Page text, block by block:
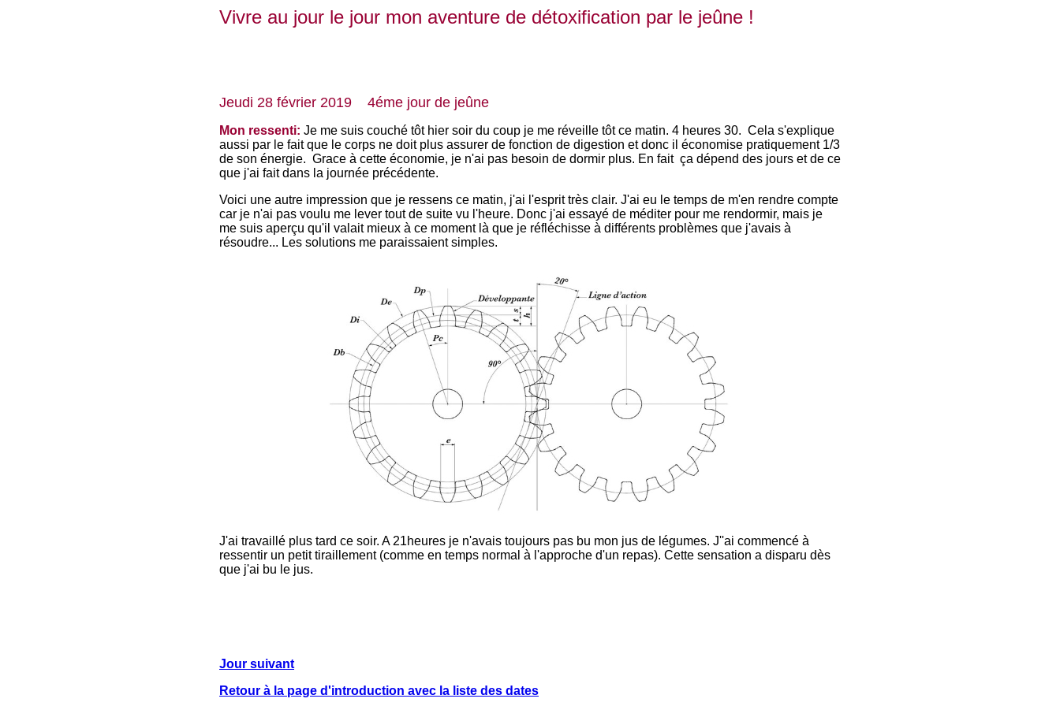
Vivre au jour le jour mon aventure de détoxification par le jeûne !
Jeudi 28 février 2019 4éme jour de jeûne
Mon ressenti: Je me suis couché tôt hier soir du coup je me réveille tôt ce matin. 4 heures 30. Cela s'explique
aussi par le fait que le corps ne doit plus assurer de fonction de digestion et donc il économise pratiquement 1/3
de son énergie. Grace à cette économie, je n'ai pas besoin de dormir plus. En fait ça dépend des jours et de ce
que j'ai fait dans la journée précédente.
Voici une autre impression que je ressens ce matin, j'ai l'esprit très clair. J'ai eu le temps de m'en rendre compte
car je n'ai pas voulu me lever tout de suite vu l'heure. Donc j'ai essayé de méditer pour me rendormir, mais je
me suis aperçu qu'il valait mieux à ce moment là que je réfléchisse à différents problèmes que j'avais à
résoudre... Les solutions me paraissaient simples.
J'ai travaillé plus tard ce soir. A 21heures je n'avais toujours pas bu mon jus de légumes. J''ai commencé à
ressentir un petit tiraillement (comme en temps normal à l'approche d'un repas). Cette sensation a disparu dès
que j'ai bu le jus.
Jour suivant
Retour à la page d'introduction avec la liste des dates